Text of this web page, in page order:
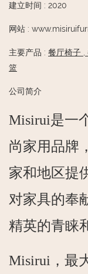
建立时间 : 2020
网站 :
主要产品 : 餐厅椅子
篮
公司简介
Misirui是一
尚家用品牌
家和地区提
对家具的奉
精英的青睐
Misirui，最